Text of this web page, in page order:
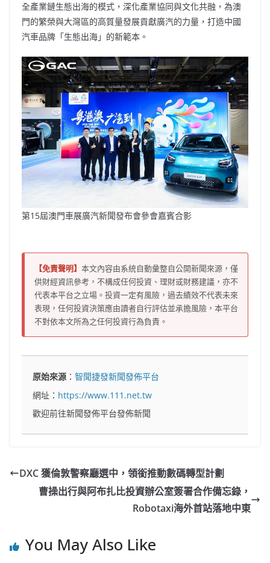
全產業鏈生態出海的模式，深化產業協同與文化共融，為澳
門的繁榮與大灣區的高質量發展貢獻廣汽的力量，打造中國
汽車品牌「生態出海」的新範本。
第15屆澳門車展廣汽新聞發布會參會嘉賓合影
【免責聲明】 本文內容由系統自動彙整自公開新聞來源，僅
供財經資訊參考，不構成任何投資、理財或財務建議，亦不
代表本平台之立場。投資一定有風險，過去績效不代表未來
表現，任何投資決策應由讀者自行評估並承擔風險，本平台
不對依本文所為之任何投資行為負責。
原始來源 ：智聞捷發新聞發佈平台
網址： https://www.111.net.tw
歡迎前往新聞發佈平台發佈新聞
DXC 獲倫敦警察廳選中，領銜推動數碼轉型計劃
曹操出行與阿布扎比投資辦公室簽署合作備忘錄，
Robotaxi海外首站落地中東
You May Also Like